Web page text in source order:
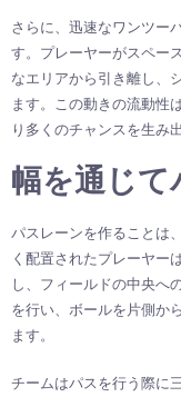
さらに、迅速なワンツー
す。プレーヤーがスペー
なエリアから引き離し、
ます。この動きの流動性
り多くのチャンスを生み
幅を通じて
パスレーンを作ることは
く配置されたプレーヤー
し、フィールドの中央へ
を行い、ボールを片側か
ます。
チームはパスを行う際に